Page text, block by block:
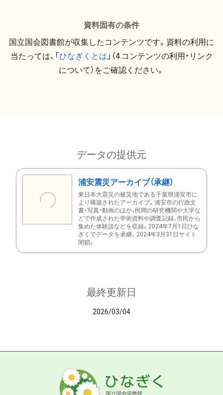
資料固有の条件
国立国会図書館が収集したコンテンツです。資料の利用に
当たっては、「ひなぎくとは 」（4.コンテンツの利用・リンク
について）をご確認ください。
データの提供元
浦安震災アーカイブ（承継）
東日本大震災の被災地である千葉県浦安市に
より構築されたアーカイブ。浦安市の行政文
書・写真・動画のほか、民間の研究機関や大学な
どで作成された学術資料や調査記録、市民から
集めた体験談などを収録。2024年7月1日ひな
ぎくでデータを承継。2024年3月31日サイト
閉鎖。
最終更新日
2026/03/04